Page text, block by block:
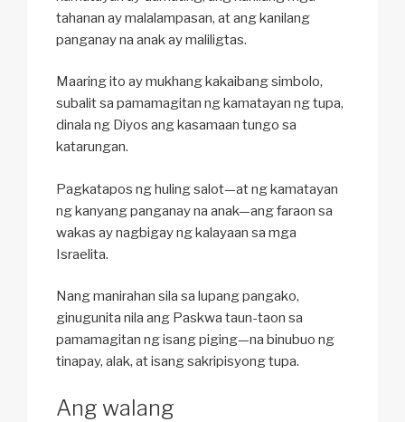
tahanan aymalalampasan, at ang kanilang
panganay na anak ay maliligtas.
Maaring ito ay mukhang kakaibang simbolo,
subalit sa pamamagitan ng kamatayan ng tupa,
dinala ng Diyos ang kasamaan tungo sa
katarungan.
Pagkatapos ng huling salot—at ng kamatayan
ng kanyang panganay na anak—ang faraon sa
wakas ay nagbigay ng kalayaan sa mga
Israelita.
Nang manirahan sila sa lupang pangako,
ginugunita nila ang Paskwa taun-taon sa
pamamagitan ng isang piging—na binubuo ng
tinapay, alak, at isang sakripisyong tupa.
Ang walang